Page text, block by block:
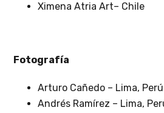
Ximena Atria Art– Chile
Fotografía
Arturo Cañedo – Lima, Perú
Andrés Ramírez – Lima,